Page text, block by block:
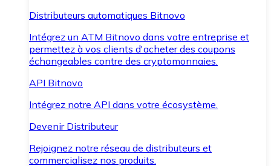
Distributeurs automatiques Bitnovo
Intégrez un ATM Bitnovo dans votre entreprise et
permettez à vos clients d'acheter des coupons
échangeables contre des cryptomonnaies.
API Bitnovo
Intégrez notre API dans votre écosystème.
Devenir Distributeur
Rejoignez notre réseau de distributeurs et
commercialisez nos produits.